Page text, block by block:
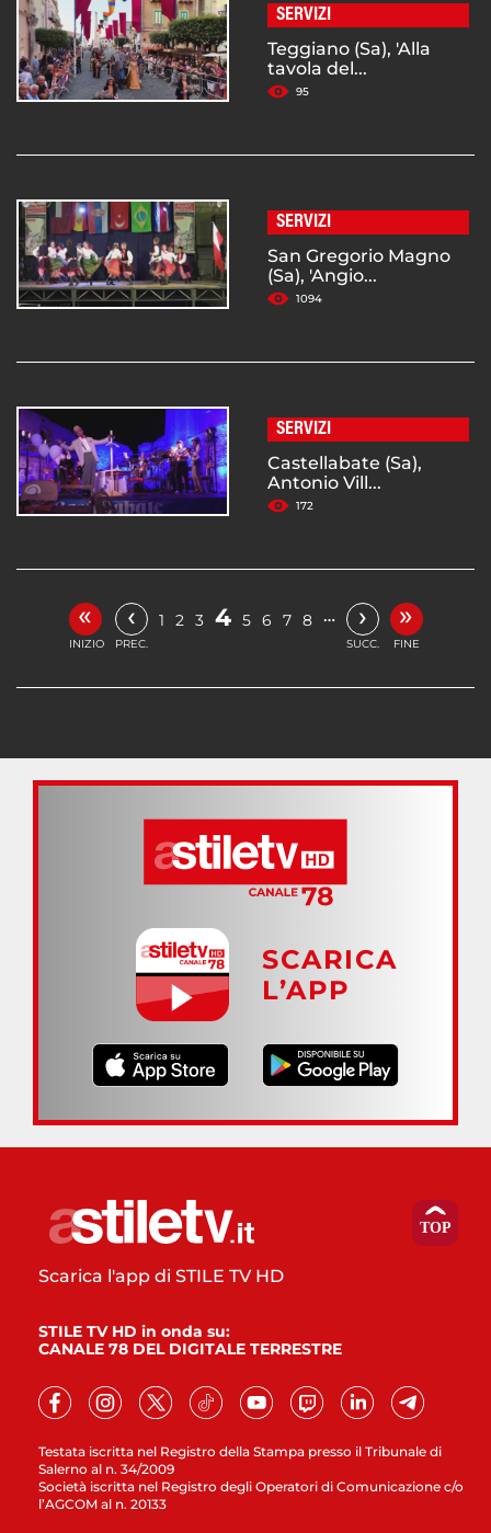
SERVIZI
Teggiano (Sa), 'Alla
tavola del...
95
SERVIZI
San Gregorio Magno
(Sa), 'Angio...
1094
SERVIZI
Castellabate (Sa),
Antonio Vill...
172
«
INIZIO
‹
PREC.
1 2 3 4 5 6 7 8 … ›
SUCC.
»
FINE
SCARICA
L’APP
Testata iscritta nel Registro della Stampa presso il Tribunale di
Salerno al n. 34/2009
Società iscritta nel Registro degli Operatori di Comunicazione c/o
l’AGCOM al n. 20133
Scarica l'app di STILE TV HD
STILE TV HD in onda su:
CANALE 78 DEL DIGITALE TERRESTRE